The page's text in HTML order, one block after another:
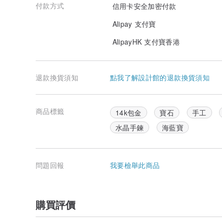
付款方式
信用卡安全加密付款
Alipay 支付寶
AlipayHK 支付寶香港
退款換貨須知 點我了解設計館的退款換貨須知
商品標籤 14k包金 寶石
手工
水晶手鍊
海藍寶
問題回報 我要檢舉此商品
購買評價